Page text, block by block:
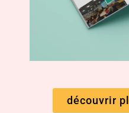
découvrir